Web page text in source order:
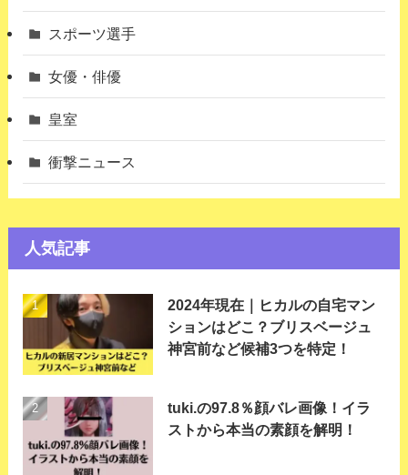
スポーツ選手
女優・俳優
皇室
衝撃ニュース
人気記事
2024年現在｜ヒカルの自宅マン
ションはどこ？ブリスベージュ
神宮前など候補3つを特定！
tuki.の97.8％顔バレ画像！イラ
ストから本当の素顔を解明！